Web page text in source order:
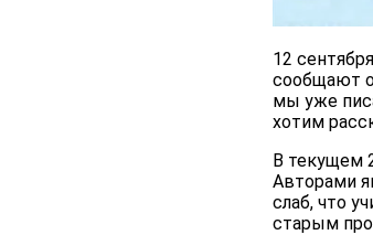
12
сообщают
мы уже
хотим
В текущем
Авторами
слаб, что
старым